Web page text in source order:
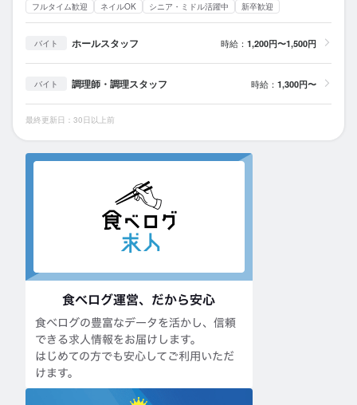
フルタイム歓迎
ネイルOK シニア・ミドル活躍中 新卒歓迎
バイト ホールスタッフ 時給： 1,200円〜1,500円
バイト 調理師・調理スタッフ 時給： 1,300円〜
最終更新日：30日以上前